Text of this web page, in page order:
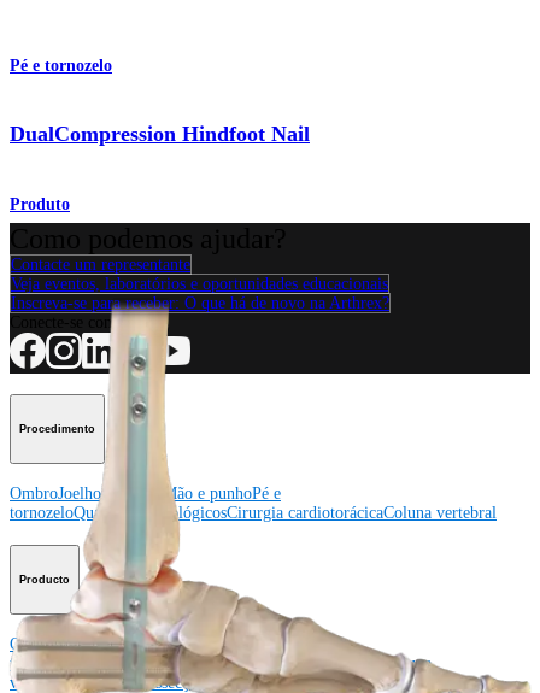
Pé e tornozelo
DualCompression Hindfoot Nail
Produto
Contacte um representante
Veja eventos, laboratórios e oportunidades educacionais
Inscreva-se para receber: O que há de novo na Arthrex?
Conecte-se conosco
Procedimento
OmbroJoelhoCotovelo Mão e punhoPé e
tornozeloQuadril OrtobiológicosCirurgia cardiotorácicaColuna vertebral
Producto
OmbroJoelhoCotoveloMão e punho
Pé e
tornozelo
OrtobiológicosCirurgia cardiotorácica
Coluna
vertebralImagem e ressecção